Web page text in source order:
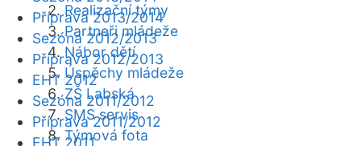
Realizační týmy
Partneři mládeže
Nábor dětí
Úspěchy mládeže
ZŠ Labská
SMS servis
Týmová fota
Příprava 2013/2014
Sezóna 2012/2013
Příprava 2012/2013
EHT 2012
Sezóna 2011/2012
Příprava 2011/2012
EHT 2011